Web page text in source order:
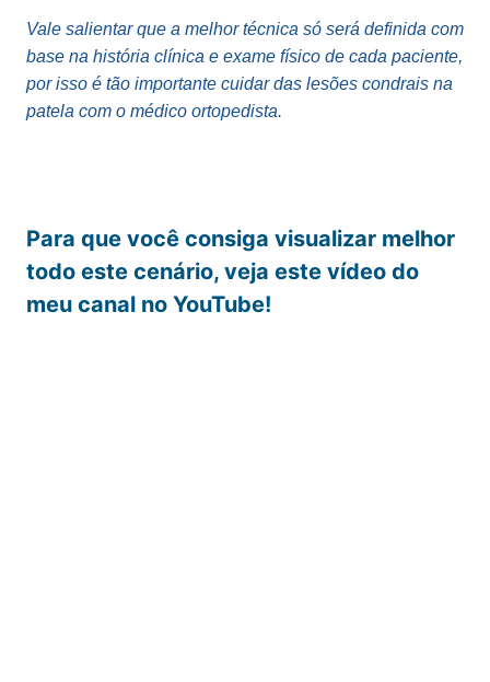
Vale salientar que a melhor técnica só será definida com
base na história clínica e exame físico de cada paciente,
por isso é tão importante cuidar das lesões condrais na
patela com o médico ortopedista.
Para que você consiga visualizar melhor
todo este cenário, veja este vídeo do
meu canal no YouTube!